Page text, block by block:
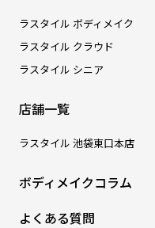
ラスタイル ボディメイク
ラスタイル クラウド
ラスタイル シニア
店舗一覧
ラスタイル 池袋東口本店
ボディメイクコラム
よくある質問